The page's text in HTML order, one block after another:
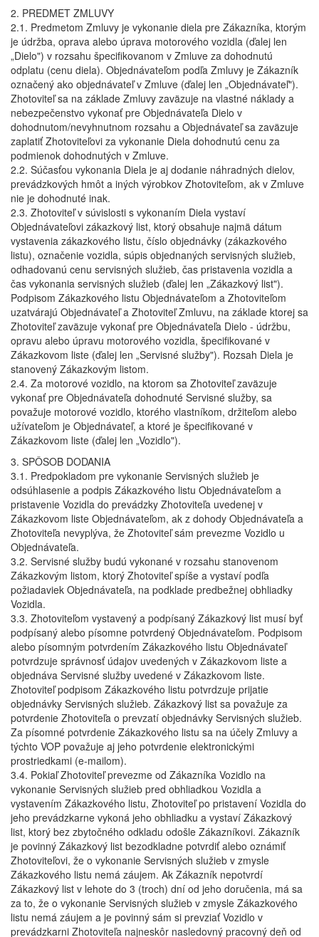
2. PREDMET ZMLUVY
2.1. Predmetom Zmluvy je vykonanie diela pre Zákazníka, ktorým
je údržba, oprava alebo úprava motorového vozidla (ďalej len
„Dielo") v rozsahu špecifikovanom v Zmluve za dohodnutú
odplatu (cenu diela). Objednávateľom podľa Zmluvy je Zákazník
označený ako objednávateľ v Zmluve (ďalej len „Objednávateľ").
Zhotoviteľ sa na základe Zmluvy zaväzuje na vlastné náklady a
nebezpečenstvo vykonať pre Objednávateľa Dielo v
dohodnutom/nevyhnutnom rozsahu a Objednávateľ sa zaväzuje
zaplatiť Zhotoviteľovi za vykonanie Diela dohodnutú cenu za
podmienok dohodnutých v Zmluve.
2.2. Súčasťou vykonania Diela je aj dodanie náhradných dielov,
prevádzkových hmôt a iných výrobkov Zhotoviteľom, ak v Zmluve
nie je dohodnuté inak.
2.3. Zhotoviteľ v súvislosti s vykonaním Diela vystaví
Objednávateľovi zákazkový list, ktorý obsahuje najmä dátum
vystavenia zákazkového listu, číslo objednávky (zákazkového
listu), označenie vozidla, súpis objednaných servisných služieb,
odhadovanú cenu servisných služieb, čas pristavenia vozidla a
čas vykonania servisných služieb (ďalej len „Zákazkový list").
Podpisom Zákazkového listu Objednávateľom a Zhotoviteľom
uzatvárajú Objednávateľ a Zhotoviteľ Zmluvu, na základe ktorej sa
Zhotoviteľ zaväzuje vykonať pre Objednávateľa Dielo - údržbu,
opravu alebo úpravu motorového vozidla, špecifikované v
Zákazkovom liste (ďalej len „Servisné služby"). Rozsah Diela je
stanovený Zákazkovým listom.
2.4. Za motorové vozidlo, na ktorom sa Zhotoviteľ zaväzuje
vykonať pre Objednávateľa dohodnuté Servisné služby, sa
považuje motorové vozidlo, ktorého vlastníkom, držiteľom alebo
užívateľom je Objednávateľ, a ktoré je špecifikované v
Zákazkovom liste (ďalej len „Vozidlo").
3. SPÔSOB DODANIA
3.1. Predpokladom pre vykonanie Servisných služieb je
odsúhlasenie a podpis Zákazkového listu Objednávateľom a
pristavenie Vozidla do prevádzky Zhotoviteľa uvedenej v
Zákazkovom liste Objednávateľom, ak z dohody Objednávateľa a
Zhotoviteľa nevyplýva, že Zhotoviteľ sám prevezme Vozidlo u
Objednávateľa.
3.2. Servisné služby budú vykonané v rozsahu stanovenom
Zákazkovým listom, ktorý Zhotoviteľ spíše a vystaví podľa
požiadaviek Objednávateľa, na podklade predbežnej obhliadky
Vozidla.
3.3. Zhotoviteľom vystavený a podpísaný Zákazkový list musí byť
podpísaný alebo písomne potvrdený Objednávateľom. Podpisom
alebo písomným potvrdením Zákazkového listu Objednávateľ
potvrdzuje správnosť údajov uvedených v Zákazkovom liste a
objednáva Servisné služby uvedené v Zákazkovom liste.
Zhotoviteľ podpisom Zákazkového listu potvrdzuje prijatie
objednávky Servisných služieb. Zákazkový list sa považuje za
potvrdenie Zhotoviteľa o prevzatí objednávky Servisných služieb.
Za písomné potvrdenie Zákazkového listu sa na účely Zmluvy a
týchto VOP považuje aj jeho potvrdenie elektronickými
prostriedkami (e-mailom).
3.4. Pokiaľ Zhotoviteľ prevezme od Zákazníka Vozidlo na
vykonanie Servisných služieb pred obhliadkou Vozidla a
vystavením Zákazkového listu, Zhotoviteľ po pristavení Vozidla do
jeho prevádzkarne vykoná jeho obhliadku a vystaví Zákazkový
list, ktorý bez zbytočného odkladu odošle Zákazníkovi. Zákazník
je povinný Zákazkový list bezodkladne potvrdiť alebo oznámiť
Zhotoviteľovi, že o vykonanie Servisných služieb v zmysle
Zákazkového listu nemá záujem. Ak Zákazník nepotvrdí
Zákazkový list v lehote do 3 (troch) dní od jeho doručenia, má sa
za to, že o vykonanie Servisných služieb v zmysle Zákazkového
listu nemá záujem a je povinný sám si prevziať Vozidlo v
prevádzkarni Zhotoviteľa najneskôr nasledovný pracovný deň od